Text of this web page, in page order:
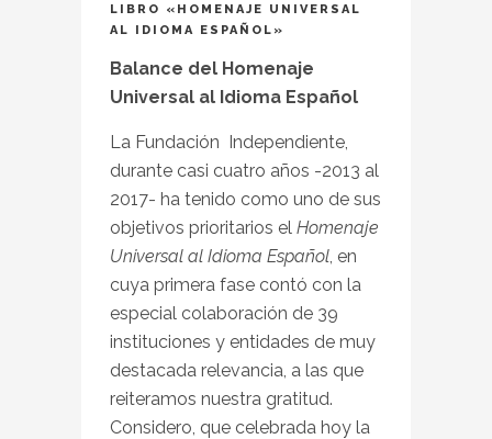
LIBRO «HOMENAJE UNIVERSAL
AL IDIOMA ESPAÑOL»
Balance del Homenaje
Universal al Idioma Español
La Fundación Independiente,
durante casi cuatro años -2013 al
2017- ha tenido como uno de sus
objetivos prioritarios el Homenaje
Universal al Idioma Español , en
cuya primera fase contó con la
especial colaboración de 39
instituciones y entidades de muy
destacada relevancia, a las que
reiteramos nuestra gratitud.
Considero, que celebrada hoy la